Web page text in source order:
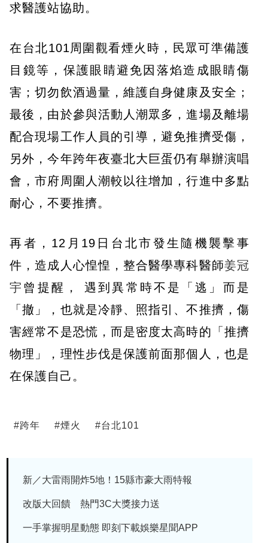
求醫護站協助。
在台北101周圍觀看煙火時，民眾可準備護
目鏡等，保護眼睛避免因落焰造成眼睛傷
害；切勿飲酒過量，維護自身健康及安全；
最後，由於參與活動人潮眾多，進場及離場
配合現場工作人員的引導，避免推擠受傷，
另外，今年跨年夜臺北大巨蛋仍有舉辦演唱
會，市府周圍人潮較以往增加，行進中多點
耐心，不要推擠。
再者，12月19日台北市發生隨機襲擊事
件，造成人心惶惶，整合醫學專科醫師姜冠
宇 曾提醒， 遇到異常時不是「逃」而是
「撤」，也就是冷靜、照指引、不推擠，傷
害經常不是恐慌，而是密度太高時的「推擠
物理」，理性步伐是保護前面那個人，也是
在保護自己。
#跨年 #煙火 #台北101
新／大雷雨開炸5地！15縣市豪大雨特報
改版大回饋 熱門3C大獎接力送
一手掌握明星動態 即刻下載娛樂星聞APP